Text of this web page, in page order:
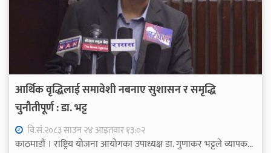
आर्थिक वृद्धिलाई समावेशी नबनाए सुशासन र समृद्धि
चुनौतीपूर्ण : डा. भट्ट
वि.सं.२०८३ साउन २४ आइतवार १३:०२
काठमाडौं । राष्ट्रिय योजना आयोगका उपाध्यक्ष डा. गुणाकर भट्टले व्यापक...